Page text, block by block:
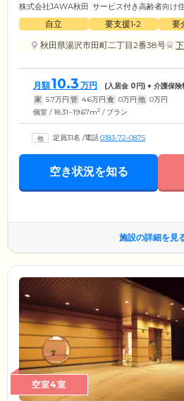
株式会社JAWA秋田 サービス付き高齢者向け
自立 要支援1•2 要
秋田県湯沢市田町二丁目2番38号
月額10.3 万円 (入居金 0円) + 介護保険
家 5.7万円 管 4.6万円 食 0万円 他 0万円
個室 / 18.31~19.67m2 / プラン
定員31名 /電話0183-72-0875
空き状況を知る
施設の詳細を見
空室4室